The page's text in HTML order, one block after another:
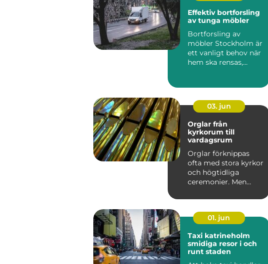
Effektiv bortforsling
av tunga möbler
Bortforsling av
möbler Stockholm är
ett vanligt behov när
hem ska rensas,
03. jun
Orglar från
kyrkorum till
vardagsrum
Orglar förknippas
ofta med stora kyrkor
och högtidliga
ceremonier. Men
betydlig...
01. jun
Taxi katrineholm
smidiga resor i och
runt staden